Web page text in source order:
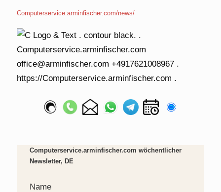
Computerservice.arminfischer.com/news/
Computerservice.arminfischer.com wöchentlicher
Newsletter, DE
Name